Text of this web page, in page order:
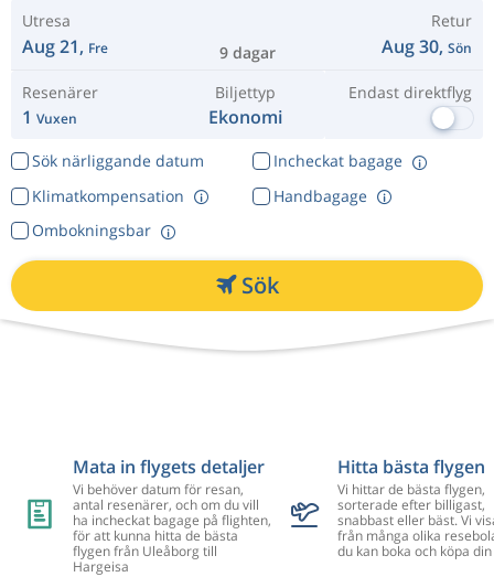
Utresa
Aug 21, Fre 9 dagar
Retur
Aug 30, Sön
Resenärer
1 Vuxen
Biljettyp
Ekonomi
Endast direktflyg
Sök närliggande datum
Incheckat bagage
Klimatkompensation
Ombokningsbar
Handbagage
Sök
Mata in flygets detaljer
Vi behöver datum för resan,
antal resenärer, och om du vill
ha incheckat bagage på flighten,
för att kunna hitta de bästa
flygen från Uleåborg till
Hargeisa
Hitta bästa flygen
Vi hittar de bästa flygen,
sorterade efter billigast,
snabbast eller bäst. Vi
från många olika
du kan boka och köpa